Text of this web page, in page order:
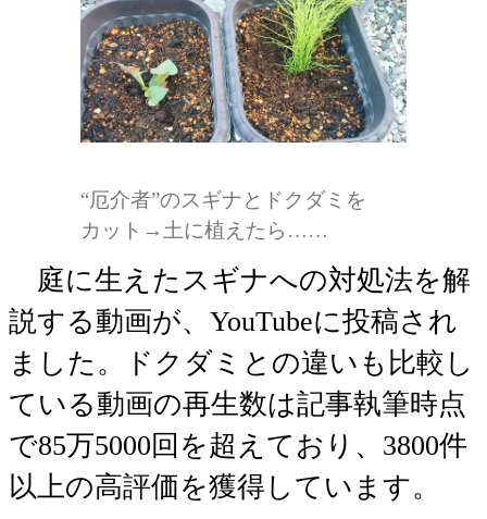
“厄介者”のスギナとドクダミを
カット→土に植えたら……
庭に生えたスギナへの対処法を解
説する動画が、YouTubeに投稿され
ました。ドクダミとの違いも比較し
ている動画の再生数は記事執筆時点
で85万5000回を超えており、3800件
以上の高評価を獲得しています。